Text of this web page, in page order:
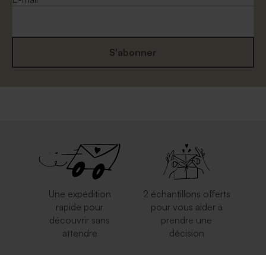
S'abonner
Une expédition
rapide pour
découvrir sans
attendre
2 échantillons offerts
pour vous aider à
prendre une
décision